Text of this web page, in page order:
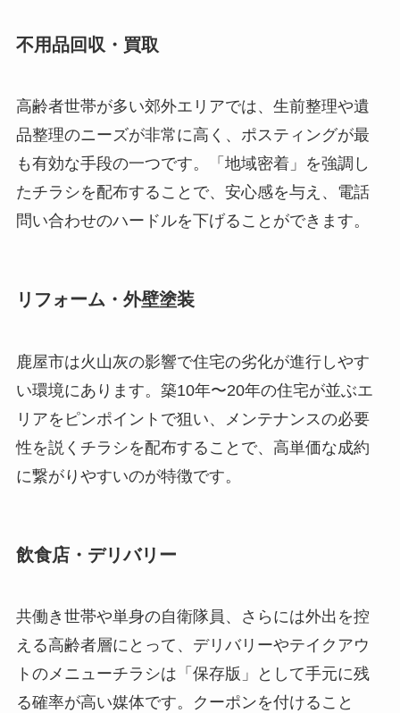
不用品回収・買取
高齢者世帯が多い郊外エリアでは、生前整理や遺
品整理のニーズが非常に高く、ポスティングが最
も有効な手段の一つです。「地域密着」を強調し
たチラシを配布することで、安心感を与え、電話
問い合わせのハードルを下げることができます。
リフォーム・外壁塗装
鹿屋市は火山灰の影響で住宅の劣化が進行しやす
い環境にあります。築10年〜20年の住宅が並ぶエ
リアをピンポイントで狙い、メンテナンスの必要
性を説くチラシを配布することで、高単価な成約
に繋がりやすいのが特徴です。
飲食店・デリバリー
共働き世帯や単身の自衛隊員、さらには外出を控
える高齢者層にとって、デリバリーやテイクアウ
トのメニューチラシは「保存版」として手元に残
る確率が高い媒体です。クーポンを付けること